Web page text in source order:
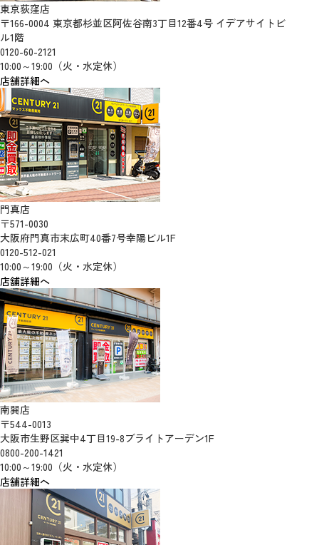
東京荻窪店
〒166-0004 東京都杉並区阿佐谷南3丁目12番4号 イデアサイトビ
ル1階
0120-60-2121
10:00～19:00（火・水定休）
店舗詳細へ
門真店
〒571-0030
大阪府門真市末広町40番7号幸陽ビル1F
0120-512-021
10:00～19:00（火・水定休）
店舗詳細へ
南巽店
〒544-0013
大阪市生野区巽中4丁目19-8ブライトアーデン1F
0800-200-1421
10:00～19:00（火・水定休）
店舗詳細へ